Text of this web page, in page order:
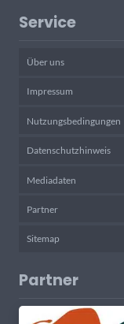
Service
Über uns
Impressum
Nutzungsbedingungen
Datenschutzhinweis
Mediadaten
Partner
Sitemap
Partner